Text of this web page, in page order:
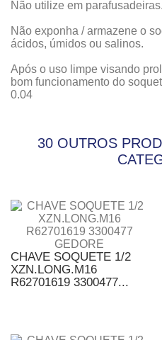
Não utilize em parafusadeiras.
Não exponha / armazene o
ácidos, úmidos ou salinos.
Após o uso limpe visando
bom funcionamento do
0.04
30 OUTROS
CHAVE SOQUETE 1/2
XZN.LONG.M16
R62701619 3300477...